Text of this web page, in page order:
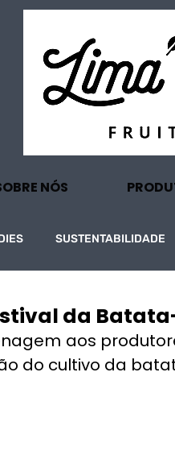
NÓS
SUSTENTABILIDADE
da
aos
do cultivo da